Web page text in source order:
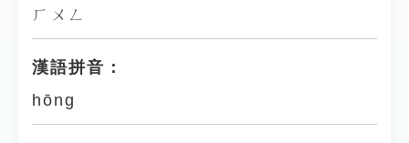
ㄏㄨㄥ
漢語拼音：
hōng